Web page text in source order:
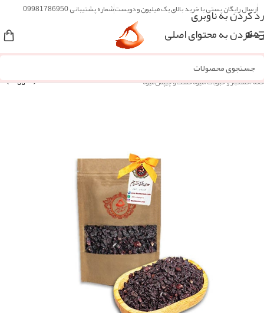
رد کردن به ناوبری
رد کردن به محتوای اصلی
ارسال رایگان پستی با خرید بالای یک میلیون و دویستشماره پشتیبانی 09981786950
منو
خانه/خشکبار و حبوبات/میوه خشک و چیپس میوه